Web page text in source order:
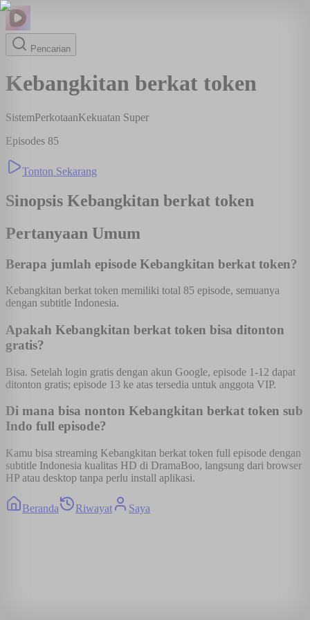
Pencarian
Kebangkitan berkat token
SistemPerkotaanKekuatan Super
Episodes 85
Tonton Sekarang
Sinopsis Kebangkitan berkat token
Pertanyaan Umum
Berapa jumlah episode Kebangkitan berkat token?
Kebangkitan berkat token memiliki total 85 episode, semuanya
dengan subtitle Indonesia.
Apakah Kebangkitan berkat token bisa ditonton
gratis?
Bisa. Setelah login gratis dengan akun Google, episode 1-12 dapat
ditonton gratis; episode 13 ke atas tersedia untuk anggota VIP.
Di mana bisa nonton Kebangkitan berkat token sub
Indo full episode?
Kamu bisa streaming Kebangkitan berkat token full episode dengan
subtitle Indonesia kualitas HD di DramaBoo, langsung dari browser
HP atau desktop tanpa perlu install aplikasi.
Beranda Riwayat Saya